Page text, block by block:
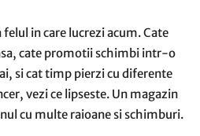
in care lucrezi acum. Cate
cate promotii schimbi intr-o
si cat timp pierzi cu diferente
vezi ce lipseste. Un magazin
cu multe raioane si schimburi.